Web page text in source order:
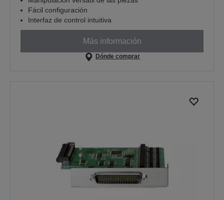
Fácil configuración
Interfaz de control intuitiva
Más información
Dónde comprar